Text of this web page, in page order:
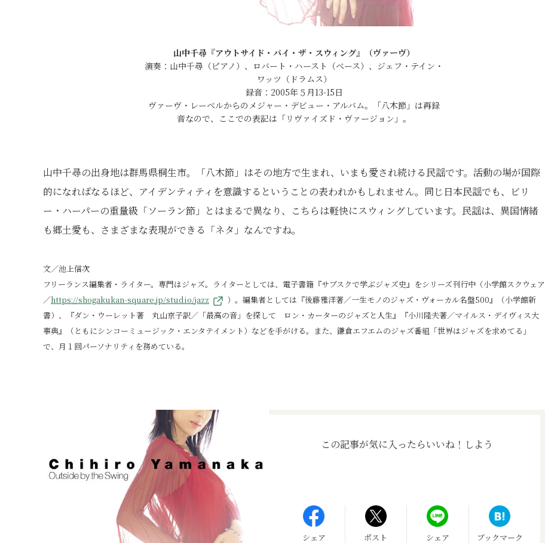
山中千尋『アウトサイド・バイ・ザ・スウィング』（ヴァーヴ）
演奏：山中千尋（ピアノ）、ロバート・ハースト（ベース）、ジェフ・テイン・
ワッツ（ドラムス）
録音：2005年５月13-15日
ヴァーヴ・レーベルからのメジャー・デビュー・アルバム。「八木節」は再録
音なので、ここでの表記は「リヴァイズド・ヴァージョン」。
山中千尋の出身地は群馬県桐生市。「八木節」はその地方で生まれ、いまも愛され続ける民謡です。活動の場が国際
的になればなるほど、アイデンティティを意識するということの表われかもしれません。同じ日本民謡でも、ビリ
ー・ハーパーの重量級「ソーラン節」とはまるで異なり、こちらは軽快にスウィングしています。民謡は、異国情緒
も郷土愛も、さまざまな表現ができる「ネタ」なんですね。
文／池上信次
フリーランス編集者・ライター。専門はジャズ。ライターとしては、電子書籍『サブスクで学ぶジャズ史』をシリーズ刊行中（小学館スクウェア
／https://shogakukan-square.jp/studio/jazz
）。編集者としては『後藤雅洋著／一生モノのジャズ・ヴォーカル名盤500』（小学館新
書）、『ダン・ウーレット著 丸山京子訳／「最高の音」を探して ロン・カーターのジャズと人生』『小川隆夫著／マイルス・デイヴィス大
事典』（ともにシンコーミュージック・エンタテイメント）などを手がける。また、鎌倉エフエムのジャズ番組「世界はジャズを求めてる」
で、月１回パーソナリティを務めている。
この記事が気に入ったらいいね！しよう
シェア ポスト シェア ブックマーク